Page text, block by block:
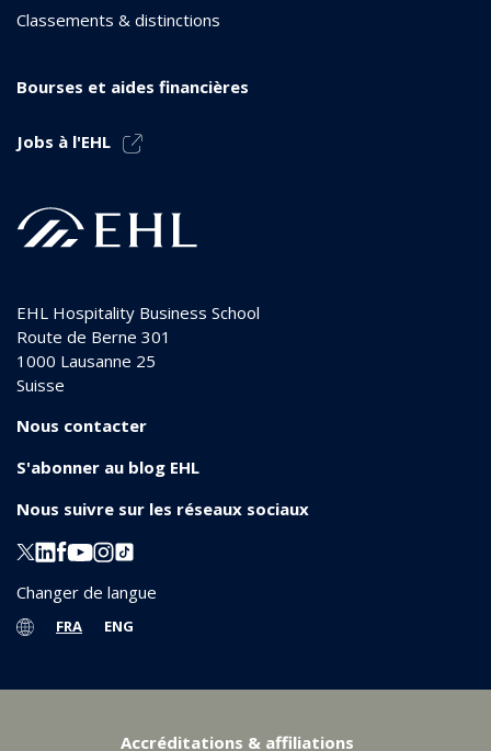
Classements & distinctions
Bourses et aides financières
Jobs à l'EHL
EHL Hospitality Business School
Route de Berne 301
1000 Lausanne 25
Suisse
Nous contacter
S'abonner au blog EHL
Nous suivre sur les réseaux sociaux
Changer de langue
FRA ENG
Accréditations & affiliations